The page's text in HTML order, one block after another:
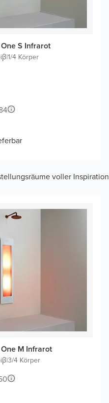
S Infrarot
|1/4 Körper
voller Inspiration
M Infrarot
|3/4 Körper